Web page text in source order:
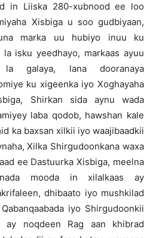
in Liiska 280-xubnood ee loo
Xisbiga u soo gudbiyaan,
marka uu hubiyo inuu ku
isku yeedhayo, markaas ayuu
la galaya, lana dooranaya
ku xigeenka iyo Xoghayaha
Shirkan sida aynu wada
laba qodob, hawshan kale
ka baxsan xilkii iyo waajibaadkii
Xilka Shirgudoonkana waxa
ee Dastuurka Xisbiga, meelna
mooda in xilalkaas ay
dhibaato iyo mushkilad
iyo Shirgudoonkii
ay noqdeen Rag aan khibrad